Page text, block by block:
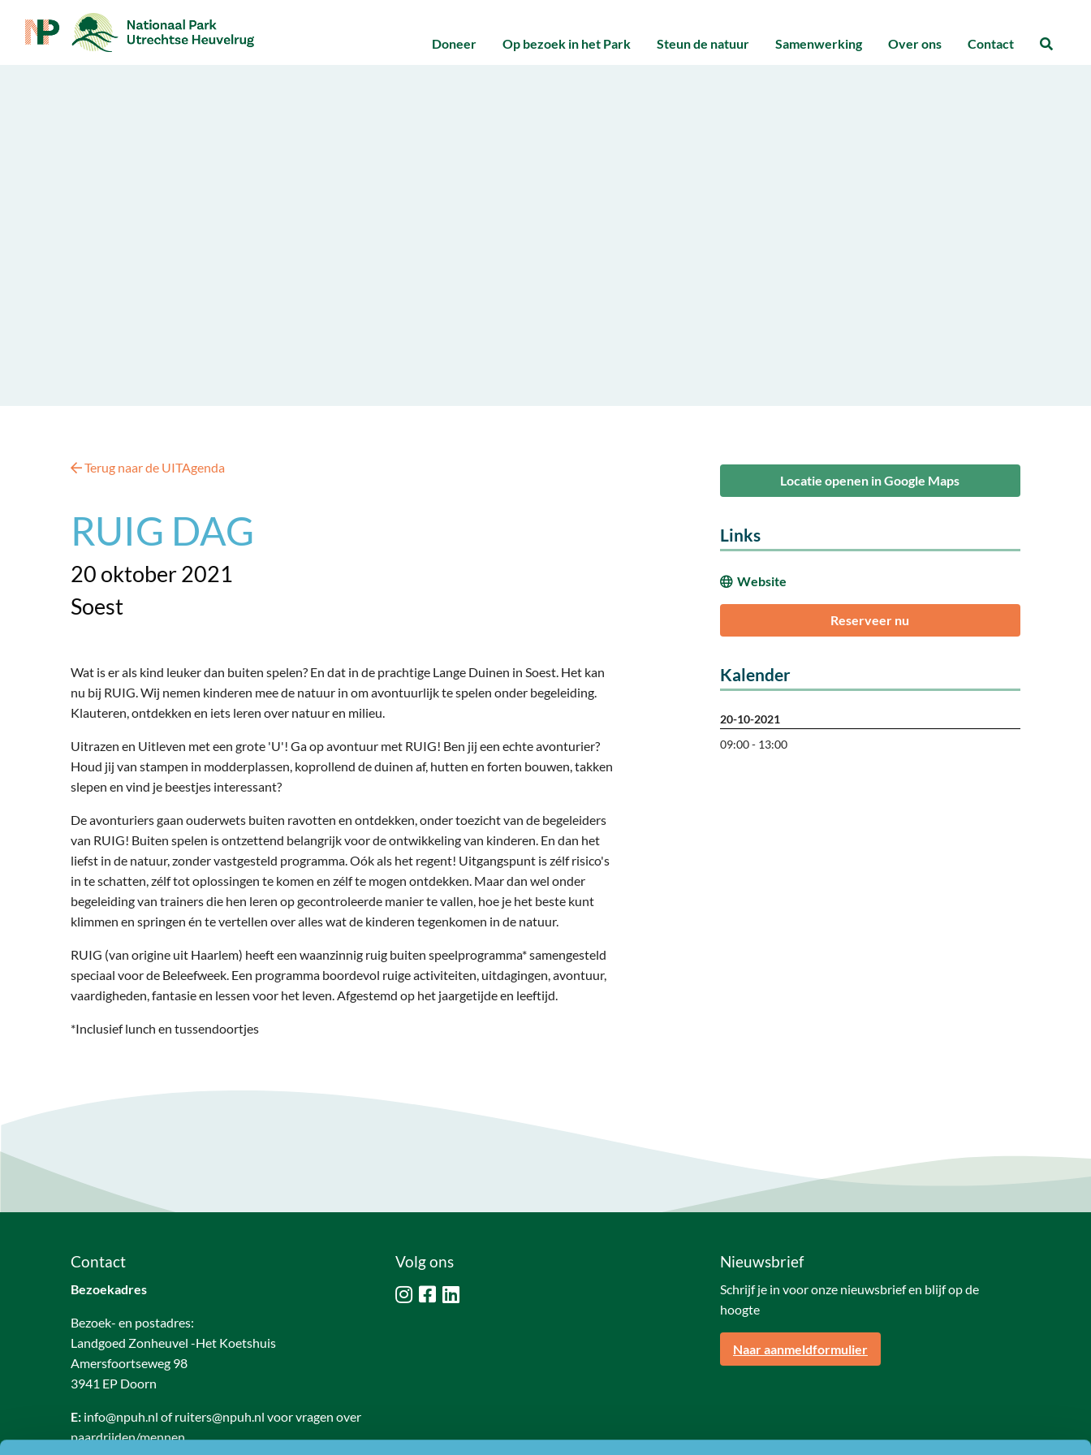
Doneer Op bezoek in het Park Steun de natuur Samenwerking Over ons Contact
Terug naar de UITAgenda
RUIG DAG
20 oktober 2021
Soest
Wat is er als kind leuker dan buiten spelen? En dat in de prachtige Lange Duinen in Soest. Het kan
nu bij RUIG. Wij nemen kinderen mee de natuur in om avontuurlijk te spelen onder begeleiding.
Klauteren, ontdekken en iets leren over natuur en milieu.
Uitrazen en Uitleven met een grote 'U'! Ga op avontuur met RUIG! Ben jij een echte avonturier?
Houd jij van stampen in modderplassen, koprollend de duinen af, hutten en forten bouwen, takken
slepen en vind je beestjes interessant?
De avonturiers gaan ouderwets buiten ravotten en ontdekken, onder toezicht van de begeleiders
van RUIG! Buiten spelen is ontzettend belangrijk voor de ontwikkeling van kinderen. En dan het
liefst in de natuur, zonder vastgesteld programma. Oók als het regent! Uitgangspunt is zélf risico's
in te schatten, zélf tot oplossingen te komen en zélf te mogen ontdekken. Maar dan wel onder
begeleiding van trainers die hen leren op gecontroleerde manier te vallen, hoe je het beste kunt
klimmen en springen én te vertellen over alles wat de kinderen tegenkomen in de natuur.
RUIG (van origine uit Haarlem) heeft een waanzinnig ruig buiten speelprogramma* samengesteld
speciaal voor de Beleefweek. Een programma boordevol ruige activiteiten, uitdagingen, avontuur,
vaardigheden, fantasie en lessen voor het leven. Afgestemd op het jaargetijde en leeftijd.
*Inclusief lunch en tussendoortjes
Locatie openen in Google Maps
Links
Website
Reserveer nu
Kalender
20-10-2021
09:00 - 13:00
Contact
Bezoekadres
Bezoek- en postadres:
Landgoed Zonheuvel -Het Koetshuis
Amersfoortseweg 98
3941 EP Doorn
E: info@npuh.nl of ruiters@npuh.nl voor vragen over
paardrijden/mennen
Volg ons Nieuwsbrief
Schrijf je in voor onze nieuwsbrief en blijf op de
hoogte
Naar aanmeldformulier